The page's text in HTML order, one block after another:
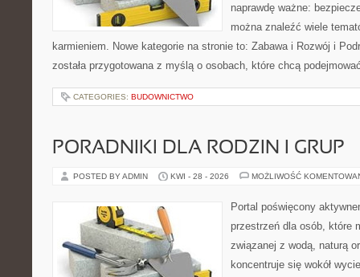
naprawdę ważne:
można znaleźć wiele
karmieniem. Nowe kategorie na stronie to: Zabawa i Rozwój i
została przygotowana z myślą o osobach, które chcą
CATEGORIES: BUDOWNICTWO
PORADNIKI DLA RODZIN I GRUP
POSTED BY ADMIN KWI - 28 - 2026 MOŻLIWOŚĆ
Portal poświęcony
przestrzeń dla osób, które
związanej z wodą, naturą
koncentruje się wokół